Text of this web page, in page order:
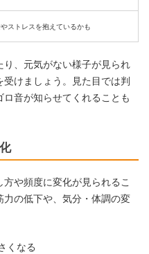
ストレスを抱えているかも
、元気がない様子が見られ
けましょう。見た目では判
音が知らせてくれることも
や頻度に変化が見られるこ
の低下や、気分・体調の変
くなる